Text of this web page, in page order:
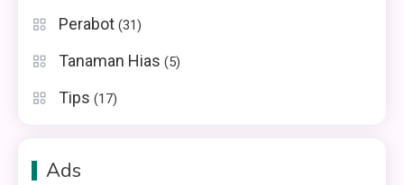
Perabot (31)
Tanaman Hias (5)
Tips (17)
Ads